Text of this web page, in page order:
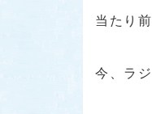
当たり
今、ラ